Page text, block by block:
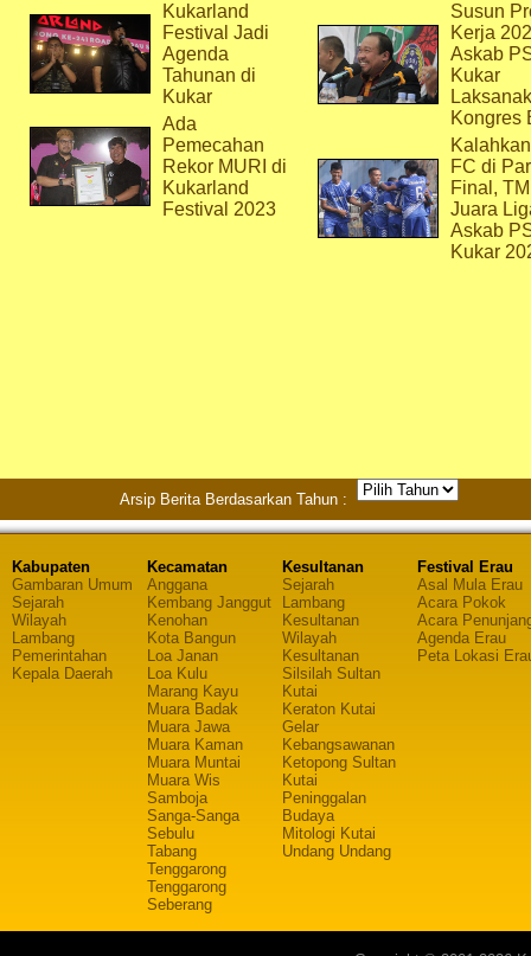
Kukarland
Festival Jadi
Agenda
Tahunan di
Kukar
Ada
Pemecahan
Rekor MURI di
Kukarland
Festival 2023
Susun
Kerja
Askab
Kukar
Kongres
FC di
Final,
Juara
Askab
Kukar
Arsip Berita Berdasarkan Tahun :
Kabupaten
Gambaran Umum
Sejarah
Wilayah
Lambang
Pemerintahan
Kepala Daerah
Kecamatan
Anggana
Kembang Janggut
Kenohan
Kota Bangun
Loa Janan
Loa Kulu
Marang Kayu
Muara Badak
Muara Jawa
Muara Kaman
Muara Muntai
Muara Wis
Samboja
Sanga-Sanga
Sebulu
Tabang
Tenggarong
Tenggarong
Seberang
Kesultanan
Sejarah
Lambang
Kesultanan
Wilayah
Kesultanan
Silsilah Sultan
Kutai
Keraton Kutai
Gelar
Kebangsawanan
Ketopong Sultan
Kutai
Peninggalan
Budaya
Mitologi Kutai
Undang Undang
Festival Erau
Asal Mula Erau
Acara Pokok
Acara
Agenda Erau
Peta Lokasi